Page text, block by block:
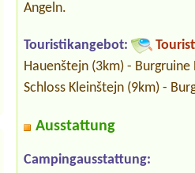
Angeln.
Touristikangebot:
Hauenštejn (3km) -
Schloss Kleinštejn (9km) -
Ausstattung
Campingausstattung: